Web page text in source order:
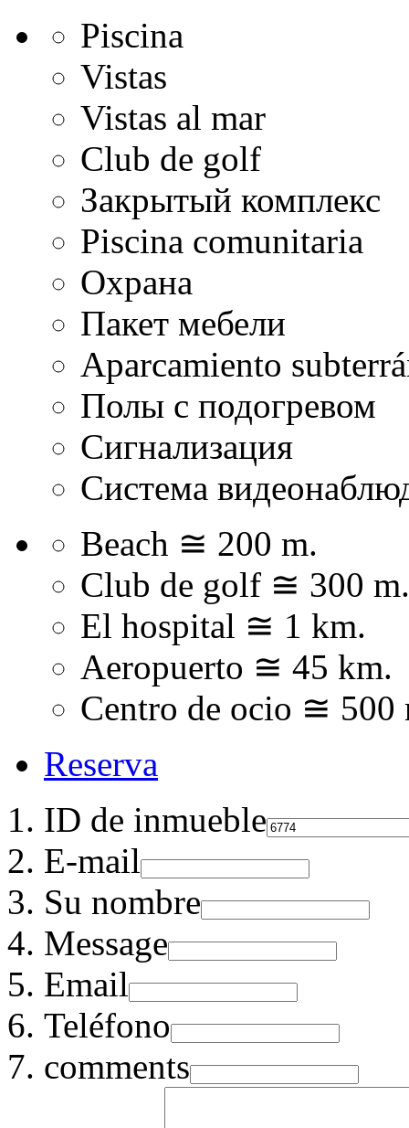
Piscina
Vistas
Vistas al mar
Club de golf
Закрытый комплекс
Piscina comunitaria
Охрана
Пакет мебели
Aparcamiento
Полы с подогревом
Сигнализация
Система
Beach ≅ 200 m.
Club de golf ≅ 300 m.
El hospital ≅ 1 km.
Aeropuerto ≅ 45 km.
Centro de ocio ≅ 500
Reserva
ID de inmueble
E-mail
Su nombre
Message
Email
Teléfono
comments